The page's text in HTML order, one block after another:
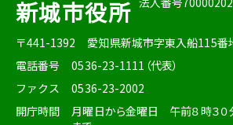
新城市役所
〒441-1392
愛知県新城市字東入船115番
電話番号
0536-23-1111（代表）
ファクス
0536-23-2002
開庁時間
月曜日から金曜日 午前８時３０